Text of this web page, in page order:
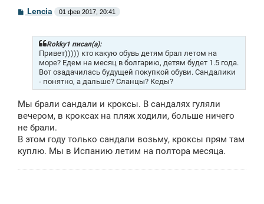
СLencia 01 фев 2017, 20:41
Rokky1 писал(а):
Привет))))) кто какую обувь детям брал летом на
море? Едем на месяц в болгарию, детям будет 1.5 года.
Вот озадачилась будущей покупкой обуви. Сандалики
- понятно, а дальше? Сланцы? Кеды?
Мы брали сандали и кроксы. В сандалях гуляли
вечером, в кроксах на пляж ходили, больше ничего
не брали.
В этом году только сандали возьму, кроксы прям там
куплю. Мы в Испанию летим на полтора месяца.